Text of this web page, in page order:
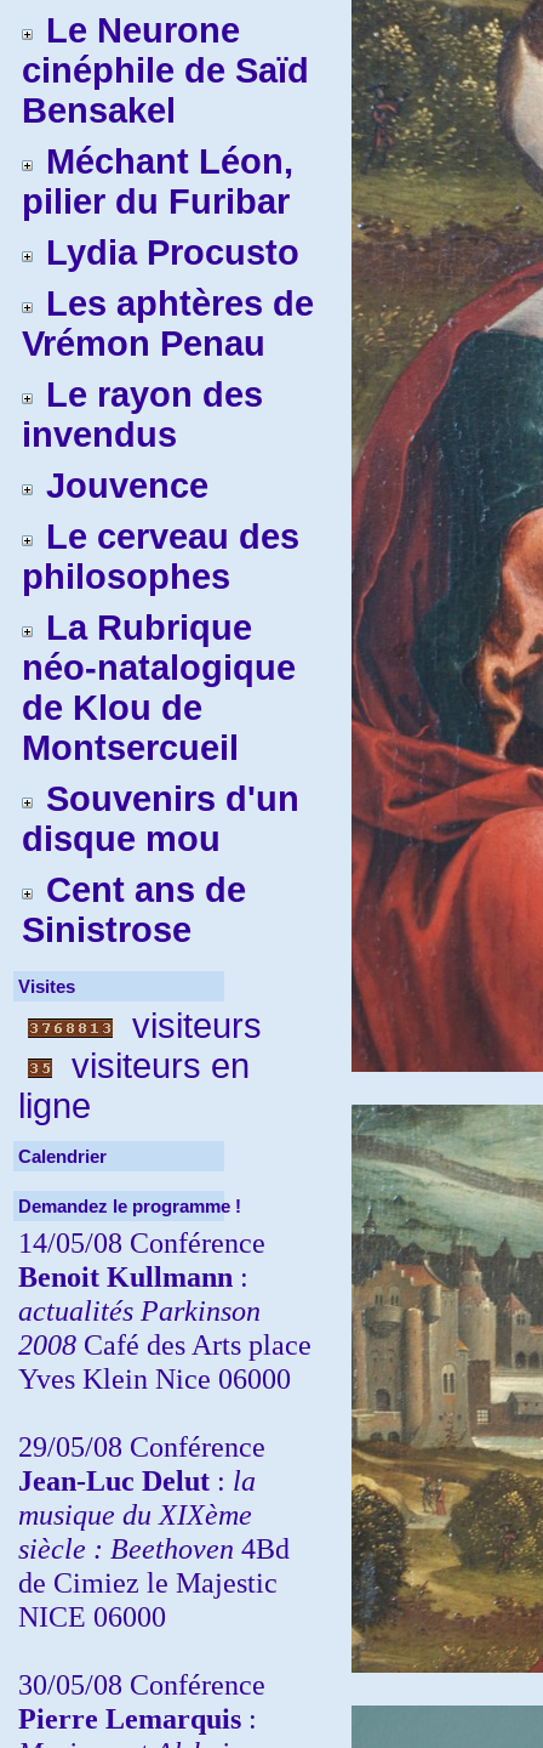
Le Neurone
cinéphile de Saïd
Bensakel
Méchant Léon,
pilier du Furibar
Lydia Procusto
Les aphtères de
Vrémon Penau
Le rayon des
invendus
Jouvence
Le cerveau des
philosophes
La Rubrique
néo-natalogique
de Klou de
Montsercueil
Souvenirs d'un
disque mou
Cent ans de
Sinistrose
Visites
visiteurs
visiteurs en
ligne
Calendrier
Demandez le programme !
14/05/08 Conférence
Benoit Kullmann :
actualités Parkinson
2008 Café des Arts place
Yves Klein Nice 06000
29/05/08 Conférence
Jean-Luc Delut : la
musique du XIXème
siècle : Beethoven 4Bd
de Cimiez le Majestic
NICE 06000
30/05/08 Conférence
Pierre Lemarquis :